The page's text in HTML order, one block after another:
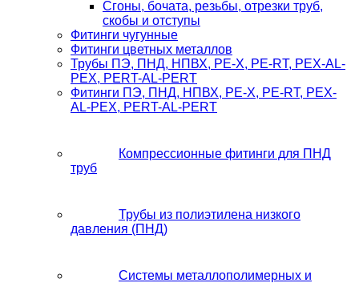
Сгоны, бочата, резьбы, отрезки труб,
скобы и отступы
Фитинги чугунные
Фитинги цветных металлов
Трубы ПЭ, ПНД, НПВХ, PE-X, PE-RT, PEX-AL-
PEX, PERT-AL-PERT
Фитинги ПЭ, ПНД, НПВХ, PE-X, PE-RT, PEX-
AL-PEX, PERT-AL-PERT
Компрессионные фитинги для ПНД
труб
Трубы из полиэтилена низкого
давления (ПНД)
Системы металлополимерных и